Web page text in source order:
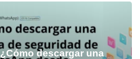
¿Cómo descargar una